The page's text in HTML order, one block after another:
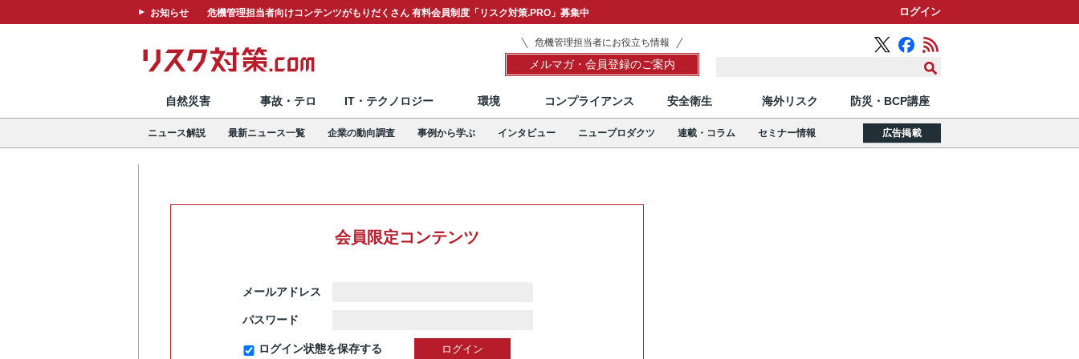
お知らせ 危機管理担当者向けコンテンツがもりだくさん 有料会員制度「リスク対策.PRO」募集中 ログイン
危機管理担当者にお役立ち情報
メルマガ・会員登録のご案内
自然災害 事故・テロ IT・テクノロジー 環境 コンプライアンス 安全衛生 海外リスク 防災・BCP講座
ニュース解説 最新ニュース一覧 企業の動向調査 事例から学ぶ インタビュー ニュープロダクツ 連載・コラム セミナー情報 広告掲載
会員限定コンテンツ
メールアドレス
パスワード
ログイン状態を保存する